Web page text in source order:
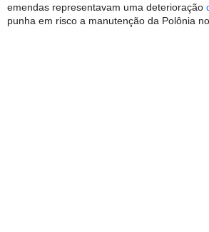
emendas representavam uma deterioração
punha em risco a manutenção da Polônia